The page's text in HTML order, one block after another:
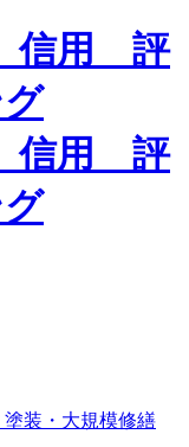
装・大規模修繕